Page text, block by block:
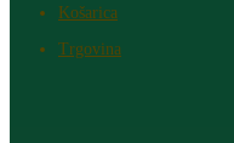
Košarica
Trgovina